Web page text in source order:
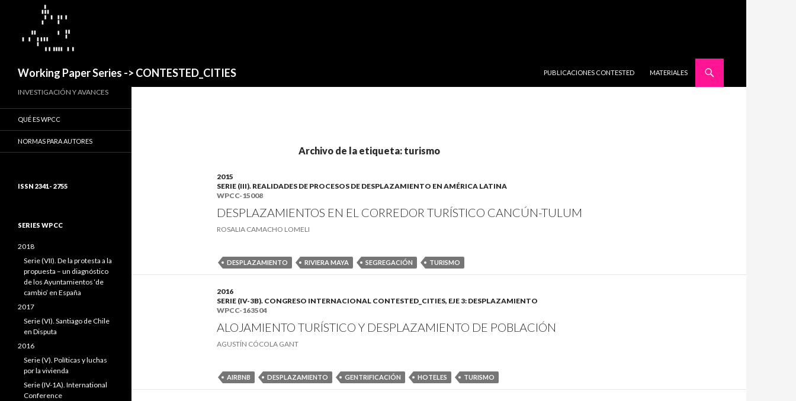
Working Paper Series -> CONTESTED_CITIES
PUBLICACIONES CONTESTED
MATERIALES
Archivo de la etiqueta: turismo
2015
SERIE (III). REALIDADES DE PROCESOS DE DESPLAZAMIENTO EN AMÉRICA LATINA
WPCC-15008
DESPLAZAMIENTOS EN EL CORREDOR TURÍSTICO CANCÚN-TULUM
ROSALIA CAMACHO LOMELI
DESPLAZAMIENTO RIVIERA MAYA SEGREGACIÓN TURISMO
2016
SERIE (IV-3B). CONGRESO INTERNACIONAL CONTESTED_CITIES, EJE 3: DESPLAZAMIENTO
WPCC-163504
ALOJAMIENTO TURÍSTICO Y DESPLAZAMIENTO DE POBLACIÓN
AGUSTÍN CÓCOLA GANT
AIRBNB DESPLAZAMIENTO GENTRIFICACIÓN HOTELES TURISMO
INVESTIGACIÓN Y AVANCES
QUÉ ES WPCC
NORMAS PARA AUTORES
ISSN 2341- 2755
SERIES WPCC
2018
Serie (VII). De la protesta a la
propuesta – un diagnóstico
de los Ayuntamientos ‘de
cambio’ en España
2017
Serie (VI). Santiago de Chile
en Disputa
2016
Serie (V). Políticas y luchas
por la vivienda
Serie (IV-1A). International
Conference